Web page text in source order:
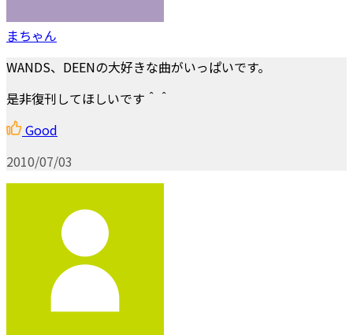
まちゃん
WANDS、DEENの大好きな曲がいっぱいです。
是非復刊してほしいです＾＾
Good
2010/07/03